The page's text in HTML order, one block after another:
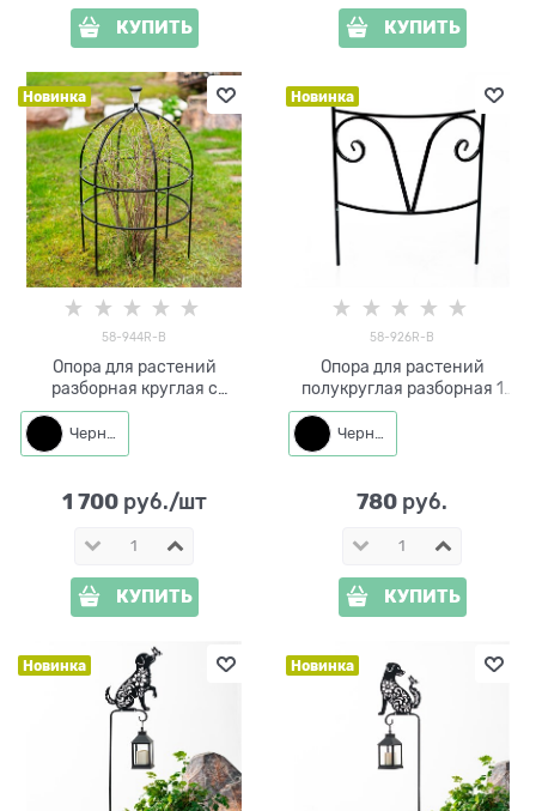
КУПИТЬ КУПИТЬ
Новинка
58-944R-B
Опора для растений
разборная круглая с
фонарём 58-944R металл
высота 89 см
Черный
1 700 руб./шт
КУПИТЬ
Новинка
58-926R-B
Опора для растений
полукруглая разборная 1
секция 58-926R-B металл
h=60 см
Черный
780 руб.
КУПИТЬ
Новинка Новинка